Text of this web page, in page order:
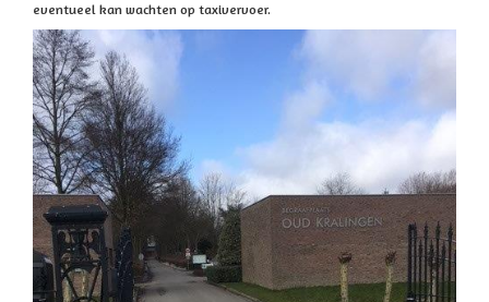
eventueel kan wachten op taxivervoer.